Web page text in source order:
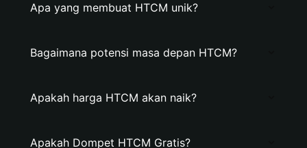
Apa yang membuat HTCM unik?
Bagaimana potensi masa depan HTCM?
Apakah harga HTCM akan naik?
Apakah Dompet HTCM Gratis?